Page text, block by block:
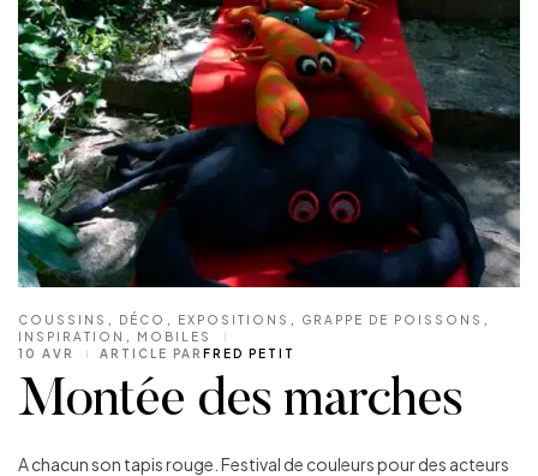
COUSSINS DÉCO EXPOSITIONS GRAPPE DE POISSONS
INSPIRATION
MOBILES
10 AVR
ARTICLE PAR FRED PETIT
Montée des marches
A chacun son tapis rouge. Festival de couleurs pour des acteurs